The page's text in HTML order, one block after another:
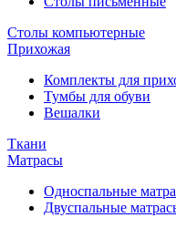
Столы компьютерные
Прихожая
Комплекты для
Тумбы для обуви
Вешалки
Ткани
Матрасы
Односпальные
Двуспальные